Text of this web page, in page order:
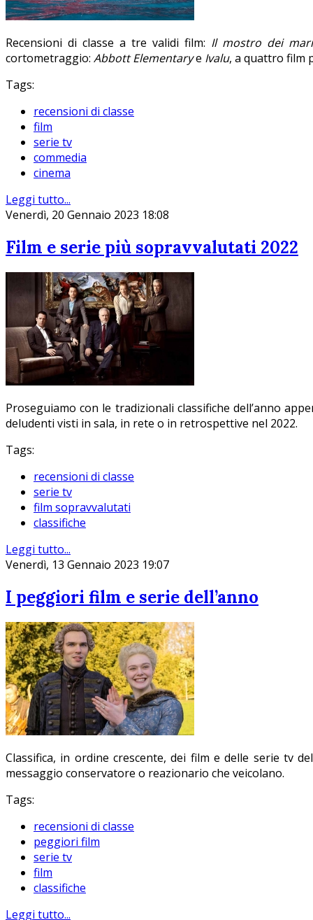
Recensioni di classe a tre validi film: Il mostro dei mari
cortometraggio: Abbott Elementarye Ivalu, a quattro film
Tags:
recensioni di classe
film
serie tv
commedia
cinema
Leggi tutto...
Venerdì, 20 Gennaio 2023 18:08
Film e serie più sopravvalutati 2022
Proseguiamo con le tradizionali classifiche dell’anno
deludenti visti in sala, in rete o in retrospettive nel 2022.
Tags:
recensioni di classe
serie tv
film sopravvalutati
classifiche
Leggi tutto...
Venerdì, 13 Gennaio 2023 19:07
I peggiori film e serie dell’anno
Classifica, in ordine crescente, dei film e delle serie tv
messaggio conservatore o reazionario che veicolano.
Tags:
recensioni di classe
peggiori film
serie tv
film
classifiche
Leggi tutto...